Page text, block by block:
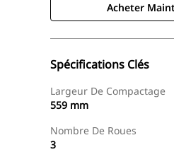
Acheter
Spécifications Clés
Largeur De Compactage
559 mm
Nombre De Roues
3